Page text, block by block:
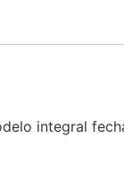
integral